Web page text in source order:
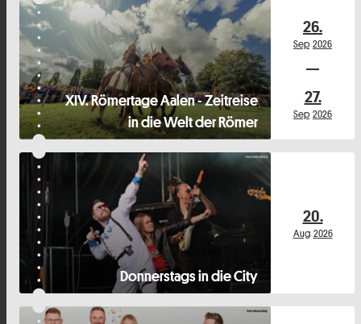
XIV. Römertage Aalen - Zeitreise
in die Welt der Römer
26.
Sep 2026
27.
Sep 2026
Donnerstags in die City
20.
Aug 2026